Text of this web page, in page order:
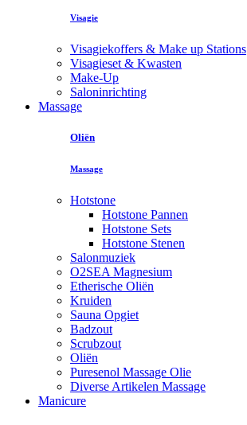
Visagie
Visagiekoffers & Make up Stations
Visagieset & Kwasten
Make-Up
Saloninrichting
Massage
Oliën
Massage
Hotstone
Hotstone Pannen
Hotstone Sets
Hotstone Stenen
Salonmuziek
O2SEA Magnesium
Etherische Oliën
Kruiden
Sauna Opgiet
Badzout
Scrubzout
Oliën
Puresenol Massage Olie
Diverse Artikelen Massage
Manicure